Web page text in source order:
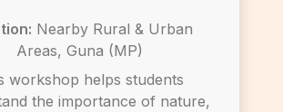
Nearby Rural & Urban
Areas, Guna (MP)
workshop helps students
the importance of nature,